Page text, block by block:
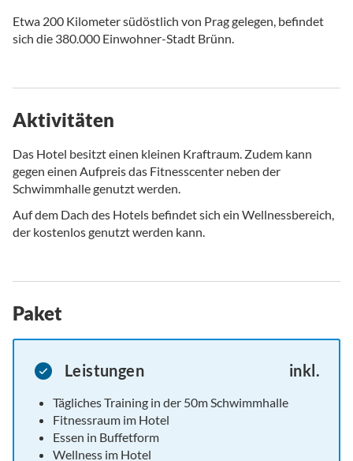
Etwa 200 Kilometer südöstlich von Prag gelegen, befindet
sich die 380.000 Einwohner-Stadt Brünn.
Aktivitäten
Das Hotel besitzt einen kleinen Kraftraum. Zudem kann
gegen einen Aufpreis das Fitnesscenter neben der
Schwimmhalle genutzt werden.
Auf dem Dach des Hotels befindet sich ein Wellnessbereich,
der kostenlos genutzt werden kann.
Paket
Leistungen inkl.
Tägliches Training in der 50m Schwimmhalle
Fitnessraum im Hotel
Essen in Buffetform
Wellness im Hotel